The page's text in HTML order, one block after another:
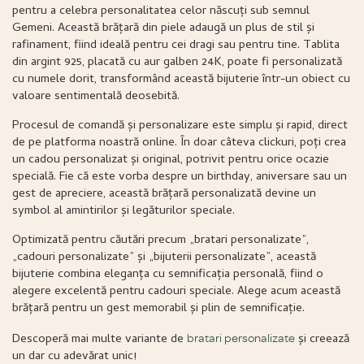
pentru a celebra personalitatea celor născuți sub semnul
Gemeni. Această brățară din piele adaugă un plus de stil și
rafinament, fiind ideală pentru cei dragi sau pentru tine. Tablita
din argint 925, placată cu aur galben 24K, poate fi personalizată
cu numele dorit, transformând această bijuterie într-un obiect cu
valoare sentimentală deosebită.
Procesul de comandă și personalizare este simplu și rapid, direct
de pe platforma noastră online. În doar câteva clickuri, poți crea
un cadou personalizat și original, potrivit pentru orice ocazie
specială. Fie că este vorba despre un birthday, aniversare sau un
gest de apreciere, această brățară personalizată devine un
symbol al amintirilor și legăturilor speciale.
Optimizată pentru căutări precum „bratari personalizate”,
„cadouri personalizate” și „bijuterii personalizate”, această
bijuterie combina eleganța cu semnificația personală, fiind o
alegere excelentă pentru cadouri speciale. Alege acum această
brățară pentru un gest memorabil și plin de semnificație.
Descoperă mai multe variante de bratari personalizate și creează
un dar cu adevărat unic!